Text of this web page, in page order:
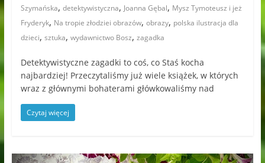
Szymańska, detektywistyczna, Joanna Gębal, Mysz Tymoteusz i jeż
Fryderyk, Na tropie złodziei obrazów, obrazy, polska ilustracja dla
dzieci, sztuka, wydawnictwo Bosz, zagadka
Detektywistyczne zagadki to coś, co Staś kocha
najbardziej! Przeczytaliśmy już wiele książek, w których
wraz z głównymi bohaterami główkowaliśmy nad
Czytaj więcej